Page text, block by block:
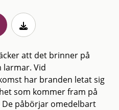
att det brinner på
larmar. Vid
har branden letat sig
som kommer fram på
påbörjar omedelbart